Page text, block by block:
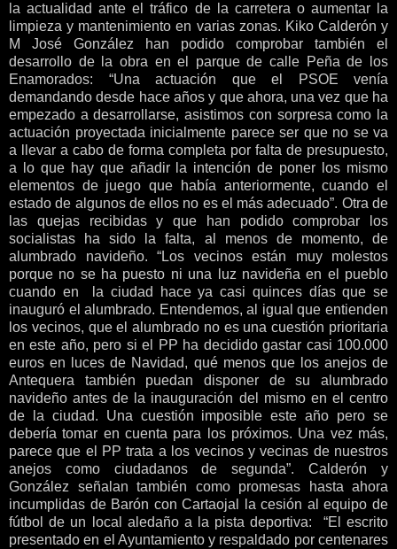
la actualidad ante el tráfico de la carretera o aumentar la
limpieza y mantenimiento en varias zonas. Kiko Calderón y
M José González han podido comprobar también el
desarrollo de la obra en el parque de calle Peña de los
Enamorados: “Una actuación que el PSOE venía
demandando desde hace años y que ahora, una vez que ha
empezado a desarrollarse, asistimos con sorpresa como la
actuación proyectada inicialmente parece ser que no se va
a llevar a cabo de forma completa por falta de presupuesto,
a lo que hay que añadir la intención de poner los mismo
elementos de juego que había anteriormente, cuando el
estado de algunos de ellos no es el más adecuado”. Otra de
las quejas recibidas y que han podido comprobar los
socialistas ha sido la falta, al menos de momento, de
alumbrado navideño. “Los vecinos están muy molestos
porque no se ha puesto ni una luz navideña en el pueblo
cuando en la ciudad hace ya casi quinces días que se
inauguró el alumbrado. Entendemos, al igual que entienden
los vecinos, que el alumbrado no es una cuestión prioritaria
en este año, pero si el PP ha decidido gastar casi 100.000
euros en luces de Navidad, qué menos que los anejos de
Antequera también puedan disponer de su alumbrado
navideño antes de la inauguración del mismo en el centro
de la ciudad. Una cuestión imposible este año pero se
debería tomar en cuenta para los próximos. Una vez más,
parece que el PP trata a los vecinos y vecinas de nuestros
anejos como ciudadanos de segunda”. Calderón y
González señalan también como promesas hasta ahora
incumplidas de Barón con Cartaojal la cesión al equipo de
fútbol de un local aledaño a la pista deportiva: “El escrito
presentado en el Ayuntamiento y respaldado por centenares